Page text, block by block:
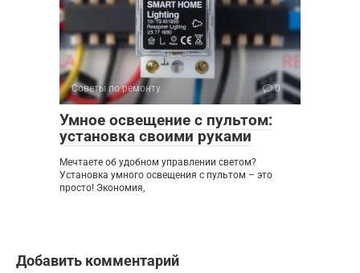
Советы по ремонту 0
Умное освещение с пультом:
установка своими руками
Мечтаете об удобном управлении светом?
Установка умного освещения с пультом – это
просто! Экономия,
Добавить комментарий